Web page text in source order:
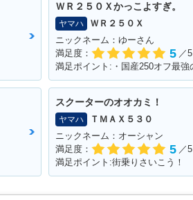
ＷＲ２５０Ｘかっこよすぎ。
ヤマハ
ＷＲ２５０Ｘ
ニックネーム：ゆーさん
満足度：
5 ／5
スクーターのオオカミ！
ヤマハ
ＴＭＡＸ５３０
ニックネーム：オーシャン
満足度：
5 ／5
満足ポイント:街乗りさいこう！